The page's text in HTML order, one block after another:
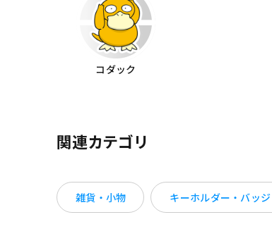
コダック
関連カテゴリ
雑貨・小物 キーホルダー・バッ